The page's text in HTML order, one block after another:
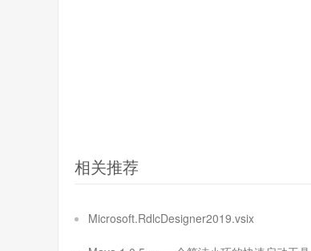
相关推荐
Microsoft.RdlcDesigner2019.vsix